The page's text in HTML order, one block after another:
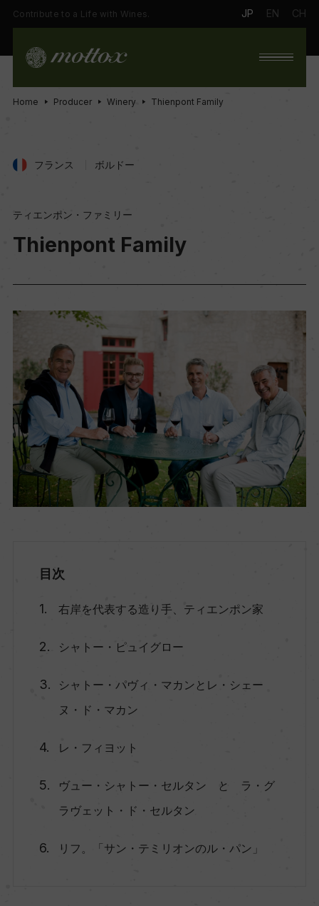
Contribute to a Life with Wines. JP EN CH
Home Producer Winery Thienpont Family
フランス ボルドー
ティエンポン・ファミリー
Thienpont Family
目次
右岸を代表する造り手、ティエンポン家
シャトー・ピュイグロー
シャトー・パヴィ・マカンとレ・シェー
ヌ・ド・マカン
レ・フィヨット
ヴュー・シャトー・セルタン と ラ・グ
ラヴェット・ド・セルタン
リフ。「サン・テミリオンのル・パン」